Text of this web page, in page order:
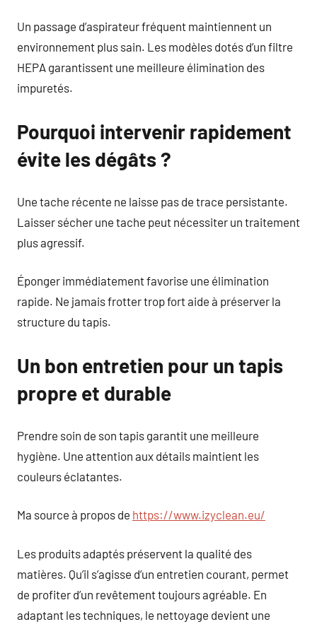
Un passage d’aspirateur fréquent maintiennent un
environnement plus sain. Les modèles dotés d’un filtre
HEPA garantissent une meilleure élimination des
impuretés.
Pourquoi intervenir rapidement
évite les dégâts ?
Une tache récente ne laisse pas de trace persistante.
Laisser sécher une tache peut nécessiter un traitement
plus agressif.
Éponger immédiatement favorise une élimination
rapide. Ne jamais frotter trop fort aide à préserver la
structure du tapis.
Un bon entretien pour un tapis
propre et durable
Prendre soin de son tapis garantit une meilleure
hygiène. Une attention aux détails maintient les
couleurs éclatantes.
Ma source à propos de https://www.izyclean.eu/
Les produits adaptés préservent la qualité des
matières. Qu’il s’agisse d’un entretien courant, permet
de profiter d’un revêtement toujours agréable. En
adaptant les techniques, le nettoyage devient une